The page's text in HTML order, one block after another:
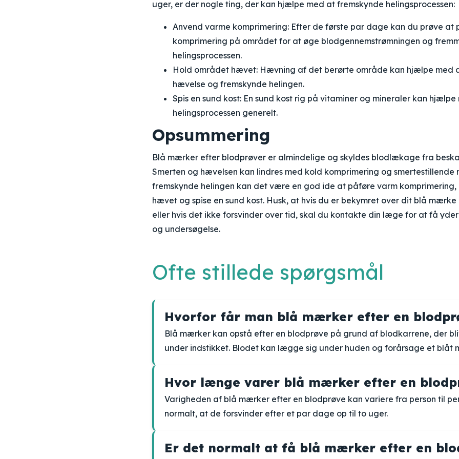
uger, er der nogle ting, der kan hjælpe med at fremskynde helingsprocessen:
Anvend varme komprimering: Efter de første par dage kan du prøve at
komprimering på området for at øge blodgennemstrømningen og
helingsprocessen.
Hold området hævet: Hævning af det berørte område kan hjælpe med
hævelse og fremskynde helingen.
Spis en sund kost: En sund kost rig på vitaminer og mineraler kan
helingsprocessen generelt.
Opsummering
Blå mærker efter blodprøver er almindelige og skyldes blodlækage fra
Smerten og hævelsen kan lindres med kold komprimering og smertestillende
fremskynde helingen kan det være en god ide at påføre varm
hævet og spise en sund kost. Husk, at hvis du er bekymret over dit blå
eller hvis det ikke forsvinder over tid, skal du kontakte din læge for at få
og undersøgelse.
Ofte stillede spørgsmål
Hvorfor får man blå mærker efter en
Blå mærker kan opstå efter en blodprøve på grund af blodkarrene, der
under indstikket. Blodet kan lægge sig under huden og forårsage et blåt
Hvor længe varer blå mærker efter en
Varigheden af blå mærker efter en blodprøve kan variere fra person til
normalt, at de forsvinder efter et par dage op til to uger.
Er det normalt at få blå mærker efter en